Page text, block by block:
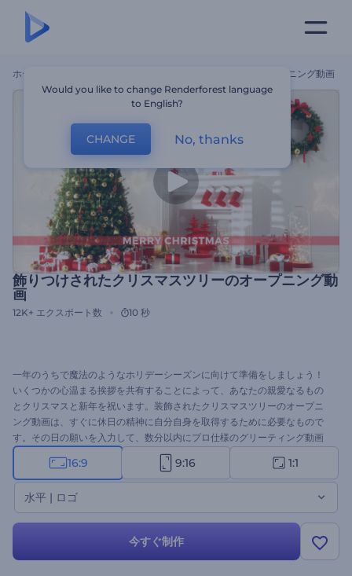
ホーム 飾りつけされたクリスマスツリーのオープニング動画
飾りつけされたクリスマスツリーのオープニング動
画
12K+ エクスポート数 10 秒
一年のうちで魔法のようなホリデーシーズンに向けて準備をしましょう！
いくつかの心温まる挨拶を共有することによって、あなたの親愛なるもの
とクリスマスと新年を祝います。装飾されたクリスマスツリーのオープニ
ング動画は、すぐに休日の精神に自分自身を取得するために必要なもので
す。その日の願いを入力して、数分以内にプロ仕様のグリーティング動画
を手に入れましょう。休日のオープニング動画、グリーティング動画、新
年やクリスマスのコマーシャル、パーティの招待状などに最適です。今す
ぐ試してみてください。
16:9 9:16 1:1
水平 | ロゴ
今すぐ制作
Would you like to change Renderforest language
to English?
CHANGE No, thanks